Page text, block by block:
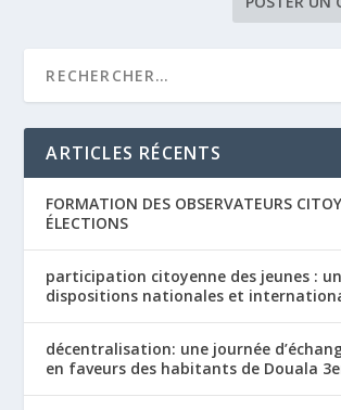
ARTICLES RÉCENTS
FORMATION DES OBSERVATEURS
ÉLECTIONS
participation citoyenne des jeunes :
dispositions nationales et
décentralisation: une journée
en faveurs des habitants de Douala